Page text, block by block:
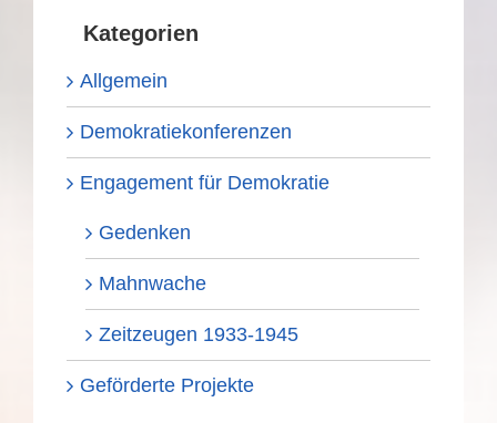
Kategorien
Allgemein
Demokratiekonferenzen
Engagement für Demokratie
Gedenken
Mahnwache
Zeitzeugen 1933-1945
Geförderte Projekte